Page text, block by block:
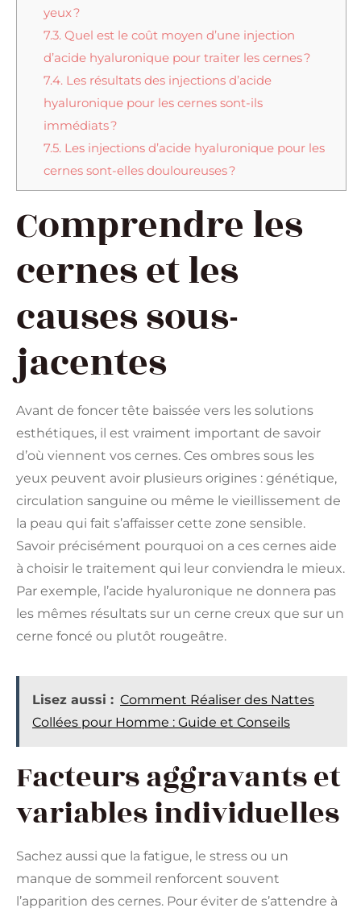
yeux ?
7.3.Quel est le coût moyen d’une injection
d’acide hyaluronique pour traiter les cernes ?
7.4.Les résultats des injections d’acide
hyaluronique pour les cernes sont-ils
immédiats ?
7.5.Les injections d’acide hyaluronique pour les
cernes sont-elles douloureuses ?
Comprendre les
cernes et les
causes sous-
jacentes
Avant de foncer tête baissée vers les solutions
esthétiques, il est vraiment important de savoir
d’où viennent vos cernes. Ces ombres sous les
yeux peuvent avoir plusieurs origines : génétique,
circulation sanguine ou même le vieillissement de
la peau qui fait s’affaisser cette zone sensible.
Savoir précisément pourquoi on a ces cernes aide
à choisir le traitement qui leur conviendra le mieux.
Par exemple, l’acide hyaluronique ne donnera pas
les mêmes résultats sur un cerne creux que sur un
cerne foncé ou plutôt rougeâtre.
Lisez aussi : Comment Réaliser des Nattes
Collées pour Homme : Guide et Conseils
Facteurs aggravants et
variables individuelles
Sachez aussi que la fatigue, le stress ou un
manque de sommeil renforcent souvent
l’apparition des cernes. Pour éviter de s’attendre à